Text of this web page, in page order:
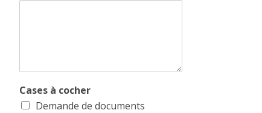
Cases à cocher
Demande de documents